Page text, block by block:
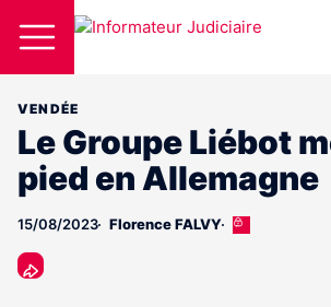
VENDÉE
Le Groupe Liébot
pied en Allemagne
15/08/2023 Florence FALVY
Cet